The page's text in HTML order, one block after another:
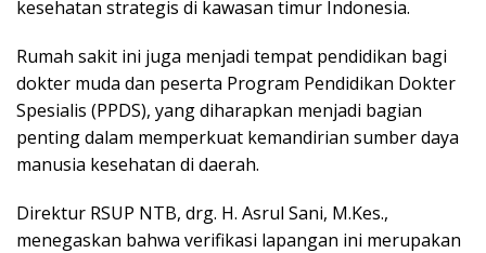
kesehatan strategis di kawasan timur Indonesia.
Rumah sakit ini juga menjadi tempat pendidikan bagi
dokter muda dan peserta Program Pendidikan Dokter
Spesialis (PPDS), yang diharapkan menjadi bagian
penting dalam memperkuat kemandirian sumber daya
manusia kesehatan di daerah.
Direktur RSUP NTB, drg. H. Asrul Sani, M.Kes.,
menegaskan bahwa verifikasi lapangan ini merupakan